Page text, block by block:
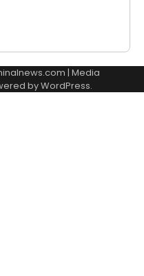
| Media
byWordPress.